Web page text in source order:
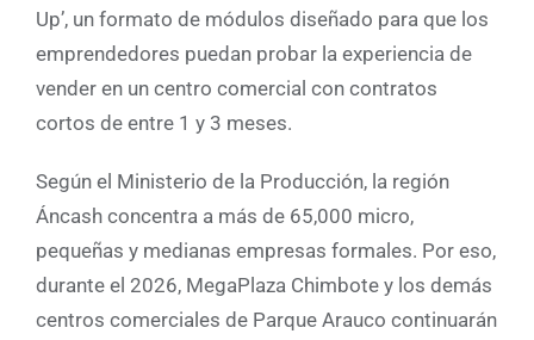
Up’, un formato de módulos diseñado para que los
emprendedores puedan probar la experiencia de
vender en un centro comercial con contratos
cortos de entre 1 y 3 meses.
Según el Ministerio de la Producción, la región
Áncash concentra a más de 65,000 micro,
pequeñas y medianas empresas formales. Por eso,
durante el 2026, MegaPlaza Chimbote y los demás
centros comerciales de Parque Arauco continuarán